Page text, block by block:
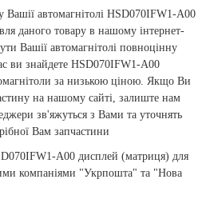
автомагнітолі HSD070IFW1-A00
даного товару в нашому інтернет-
Вашії автомагнітолі повноцінну
ви знайдете HSD070IFW1-A00
за низькою ціною. Якщо Ви
на нашому сайті, залиште нам
зв'яжуться з Вами та уточнять
Вам запчастини
A00 дисплей (матриця) для
компаніями "Укрпошта" та "Нова